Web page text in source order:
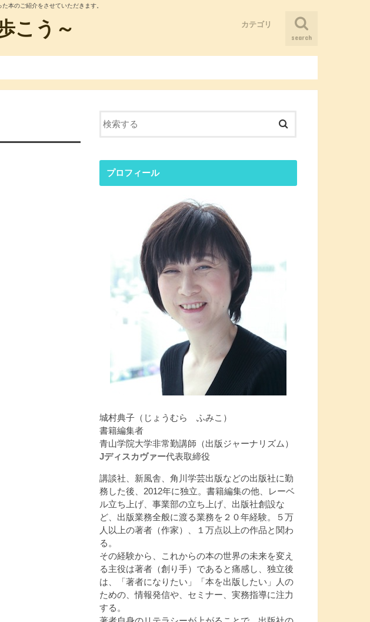
本のご紹介をさせていただきます。
こう～ search
カテゴリ
プロフィール
城村典子（じょうむら ふみこ）
書籍編集者
青山学院大学非常勤講師（出版ジャーナリズム）
Jディスカヴァー代表取締役
講談社、新風舎、角川学芸出版などの出版社に勤
務した後、2012年に独立。書籍編集の他、レーベ
ル立ち上げ、事業部の立ち上げ、出版社創設な
ど、出版業務全般に渡る業務を２０年経験。５万
人以上の著者（作家）、１万点以上の作品と関わ
る。
その経験から、これからの本の世界の未来を変え
る主役は著者（創り手）であると痛感し、独立後
は、「著者になりたい」「本を出版したい」人の
ための、情報発信や、セミナー、実務指導に注力
する。